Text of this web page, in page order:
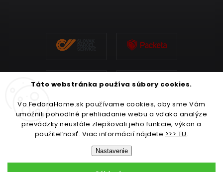
Táto webstránka používa súbory cookies.
Vo FedoraHome.sk používame cookies, aby sme Vám
umožnili pohodlné prehliadanie webu a vďaka analýze
prevádzky neustále zlepšovali jeho funkcie, výkon a
použiteľnosť. Viac informácií nájdete >>> TU.
Nastavenie